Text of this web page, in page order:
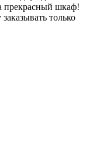
прекрасный шкаф!
только